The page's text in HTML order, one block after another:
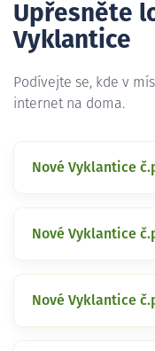
Upřesněte
Vyklantice
Podívejte se, kde v
internet na doma.
Nové Vyklantice
Nové Vyklantice
Nové Vyklantice